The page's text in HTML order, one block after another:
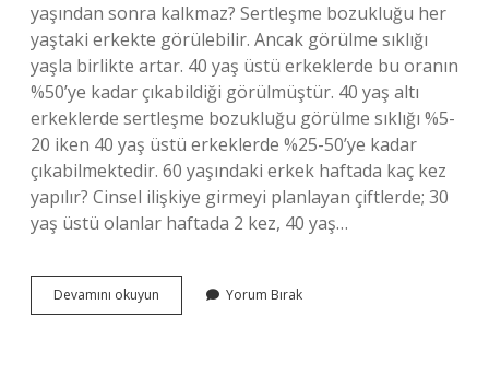
yaşından sonra kalkmaz? Sertleşme bozukluğu her
yaştaki erkekte görülebilir. Ancak görülme sıklığı
yaşla birlikte artar. 40 yaş üstü erkeklerde bu oranın
%50’ye kadar çıkabildiği görülmüştür. 40 yaş altı
erkeklerde sertleşme bozukluğu görülme sıklığı %5-
20 iken 40 yaş üstü erkeklerde %25-50’ye kadar
çıkabilmektedir. 60 yaşındaki erkek haftada kaç kez
yapılır? Cinsel ilişkiye girmeyi planlayan çiftlerde; 30
yaş üstü olanlar haftada 2 kez, 40 yaş…
Devamını okuyun
Kac
Yorum Bırak